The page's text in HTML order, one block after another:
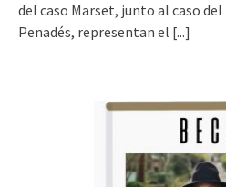
del caso Marset, junto al caso del
Penadés, representan el [...]